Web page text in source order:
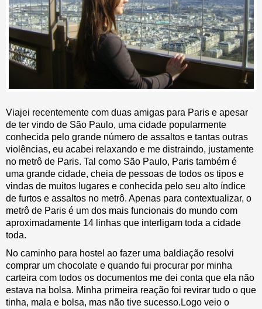
Viajei recentemente com duas amigas para Paris e apesar
de ter vindo de São Paulo, uma cidade popularmente
conhecida pelo grande número de assaltos e tantas outras
violências, eu acabei relaxando e me distraindo, justamente
no metrô de Paris. Tal como São Paulo, Paris também é
uma grande cidade, cheia de pessoas de todos os tipos e
vindas de muitos lugares e conhecida pelo seu alto índice
de furtos e assaltos no metrô. Apenas para contextualizar, o
metrô de Paris é um dos mais funcionais do mundo com
aproximadamente 14 linhas que interligam toda a cidade
toda.
No caminho para hostel ao fazer uma baldiação resolvi
comprar um chocolate e quando fui procurar por minha
carteira com todos os documentos me dei conta que ela não
estava na bolsa. Minha primeira reação foi revirar tudo o que
tinha, mala e bolsa, mas não tive sucesso.Logo veio o